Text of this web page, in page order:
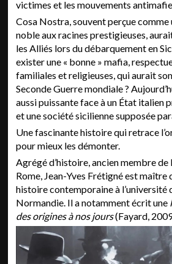
victimes et les mouvements
Cosa Nostra, souvent perçue
noble aux racines prestigieuses,
les Alliés lors du débarquement en
exister une « bonne » mafia,
familiales et religieuses, qui aurait
Seconde Guerre mondiale ?
aussi puissante face à un État italien
et une société sicilienne supposée
Une fascinante histoire qui retrace
pour mieux les démonter.
Agrégé d’histoire, ancien membre de
Rome, Jean-Yves Frétigné est maître
histoire contemporaine à l’université
Normandie. Il a notamment écrit une
des origines à nos jours(Fayard,